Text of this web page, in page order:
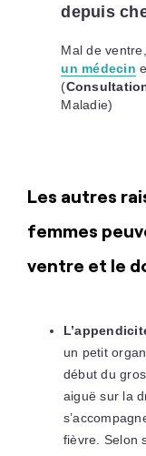
depuis
Mal de
un médecin
(
Maladie)
Les autres
femmes
ventre et le
un petit
début du
aiguë sur la
fièvre. Selon